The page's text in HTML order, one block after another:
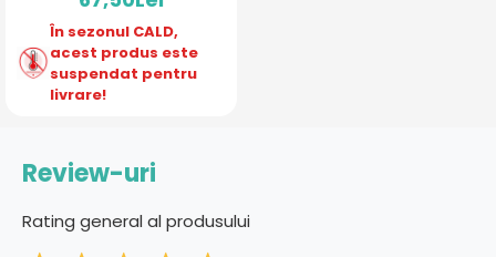
În sezonul CALD,
acest produs este
suspendat pentru
livrare!
Review-uri
Rating general al produsului